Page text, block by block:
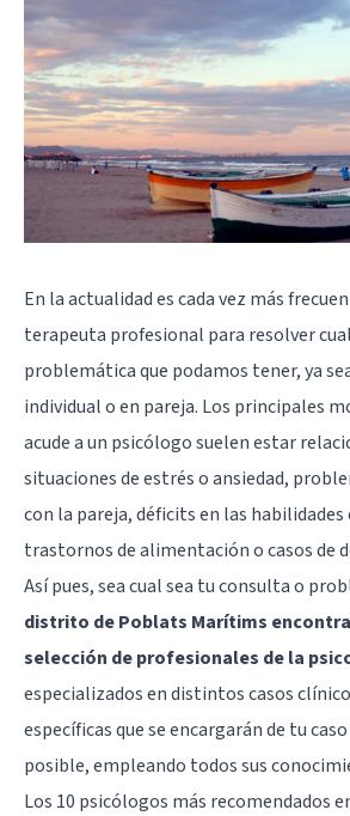
En la actualidad es cada vez más
terapeuta profesional para resolver
problemática que podamos tener, ya
individual o en pareja. Los principales
acude a un psicólogo suelen estar
situaciones de estrés o ansiedad,
con la pareja, déficits en las
trastornos de alimentación o casos de
Así pues, sea cual sea tu consulta o
distrito de Poblats Marítims
selección de profesionales de la
especializados en distintos casos
específicas que se encargarán de tu
posible, empleando todos sus
Los 10 psicólogos más recomendados